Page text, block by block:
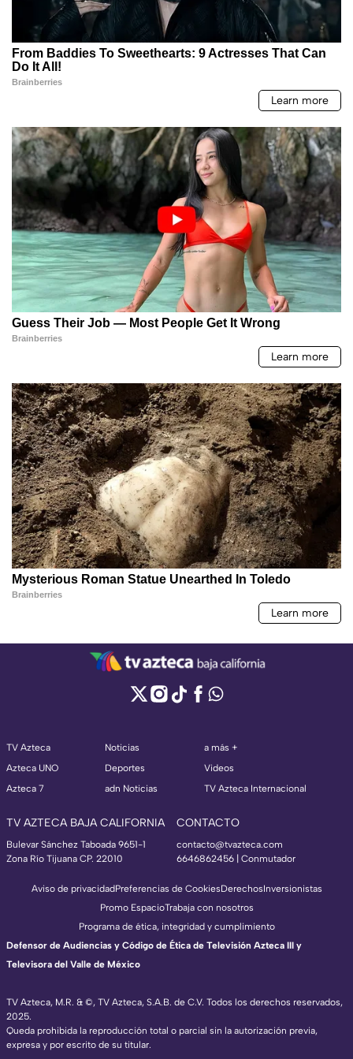
TV Azteca
Azteca UNO
Azteca 7
Noticias
Deportes
adn Noticias
a más +
Videos
TV Azteca Internacional
TV AZTECA BAJA CALIFORNIA
Bulevar Sánchez Taboada 9651-1
Zona Río Tijuana CP. 22010
CONTACTO
contacto@tvazteca.com
6646862456 | Conmutador
TV Azteca, M.R. & ©, TV Azteca, S.A.B. de C.V. Todos los derechos reservados,
2025.
Queda prohibida la reproducción total o parcial sin la autorización previa,
expresa y por escrito de su titular.
Aviso de privacidadPreferencias de CookiesDerechosInversionistas
Promo EspacioTrabaja con nosotros
Programa de ética, integridad y cumplimiento
Defensor de Audiencias y Código de Ética de Televisión Azteca III y
Televisora del Valle de México